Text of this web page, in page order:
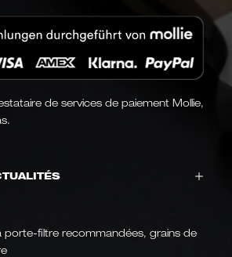
de services de paiement Mollie,
porte-filtre recommandées, grains de